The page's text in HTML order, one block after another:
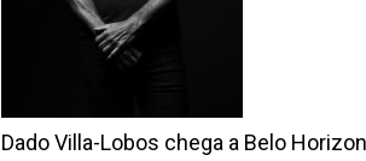
Dado Villa-Lobos chega a Belo